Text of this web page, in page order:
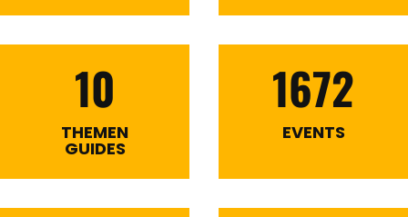
10
THEMEN
GUIDES
1672
EVENTS